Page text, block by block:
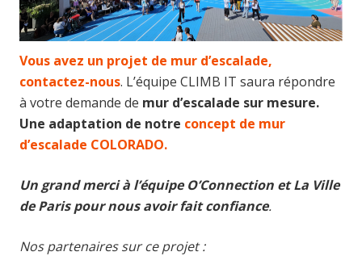
Vous avez un projet de mur d’escalade,
contactez-nous. L’équipe CLIMB IT saura répondre
à votre demande de mur d’escalade sur mesure.
Une adaptation de notre concept de mur
d’escalade COLORADO.
Un grand merci à l’équipe O’Connection et La Ville
de Paris pour nous avoir fait confiance.
Nos partenaires sur ce projet :